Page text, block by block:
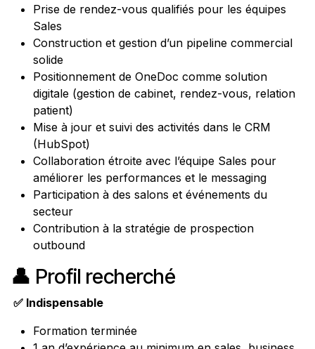
Prise de rendez-vous qualifiés pour les équipes
Sales
Construction et gestion d’un pipeline commercial
solide
Positionnement de OneDoc comme solution
digitale (gestion de cabinet, rendez-vous, relation
patient)
Mise à jour et suivi des activités dans le CRM
(HubSpot)
Collaboration étroite avec l’équipe Sales pour
améliorer les performances et le messaging
Participation à des salons et événements du
secteur
Contribution à la stratégie de prospection
outbound
👤 Profil recherché
✅ Indispensable
Formation terminée